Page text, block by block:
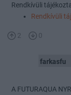
Rendkívüli
Rendkívüli
2 0
farkasfu
A FUTURAQUA